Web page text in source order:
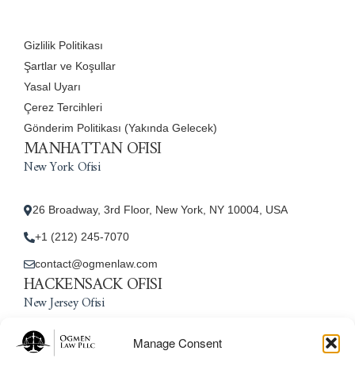
Manage Consent
Gizlilik Politikası
Şartlar ve Koşullar
Yasal Uyarı
Çerez Tercihleri
Gönderim Politikası (Yakında Gelecek)
MANHATTAN OFISI
New York Ofisi
26 Broadway, 3rd Floor, New York, NY 10004, USA
+1 (212) 245-7070
contact@ogmenlaw.com
HACKENSACK OFISI
New Jersey Ofisi
45 Essex Street, Unit: 105, Hackensack, NJ 07601, USA